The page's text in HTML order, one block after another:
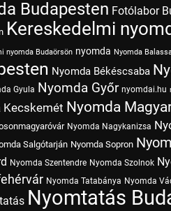
Budapesten Fotólabor
Kereskedelmi
nyomda Budaörsön nyomda Nyomda
Nyomda Békéscsaba
Gyula Nyomda Győr nyomdai.hu
Kecskemét Nyomda
Nyomda Nagykanizsa
Salgótarján Nyomda Sopron
Nyomda Szentendre Nyomda Szolnok
Nyomda Tatabánya Nyomda
Nyomtatás